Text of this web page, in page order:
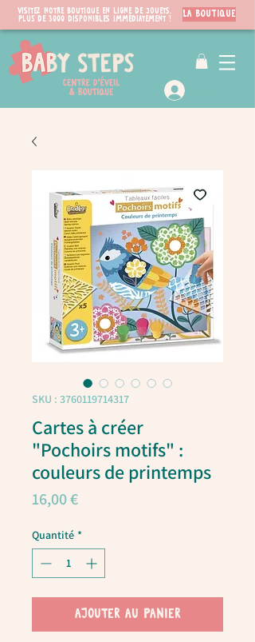
Visitez notre boutique en ligne de jouets.
PLUS de 3000 disponibles immédiatement !
LA BOUTIQUE
SKU : 3760119714317
Cartes à créer
"Pochoirs motifs" :
couleurs de printemps
16,00 €Prix
Quantité *
AJOUTER AU PANIER